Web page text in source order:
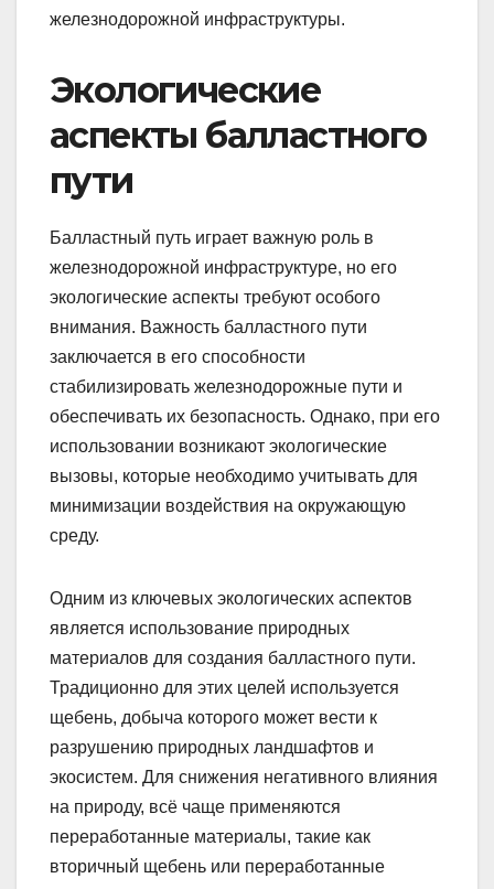
железнодорожной инфраструктуры.
Экологические
аспекты балластного
пути
Балластный путь играет важную роль в
железнодорожной инфраструктуре, но его
экологические аспекты требуют особого
внимания. Важность балластного пути
заключается в его способности
стабилизировать железнодорожные пути и
обеспечивать их безопасность. Однако, при его
использовании возникают экологические
вызовы, которые необходимо учитывать для
минимизации воздействия на окружающую
среду.
Одним из ключевых экологических аспектов
является использование природных
материалов для создания балластного пути.
Традиционно для этих целей используется
щебень, добыча которого может вести к
разрушению природных ландшафтов и
экосистем. Для снижения негативного влияния
на природу, всё чаще применяются
переработанные материалы, такие как
вторичный щебень или переработанные